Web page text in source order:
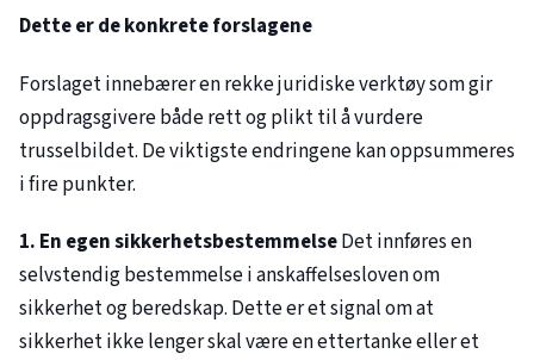
Dette er de konkrete forslagene
Forslaget innebærer en rekke juridiske verktøy som gir
oppdragsgivere både rett og plikt til å vurdere
trusselbildet. De viktigste endringene kan oppsummeres
i fire punkter.
1. En egen sikkerhetsbestemmelseDet innføres en
selvstendig bestemmelse i anskaffelsesloven om
sikkerhet og beredskap. Dette er et signal om at
sikkerhet ikke lenger skal være en ettertanke eller et